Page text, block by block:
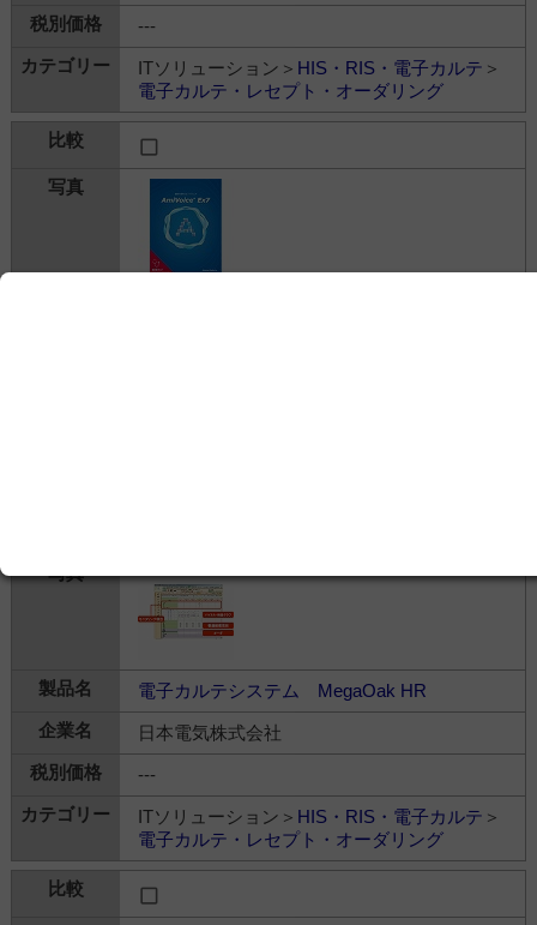
---
ITソリューション＞ HIS・RIS・電子カルテ ＞
電子カルテ・レセプト・オーダリング
電子カルテシステム MegaOak HR
日本電気株式会社
---
ITソリューション＞ HIS・RIS・電子カルテ ＞
電子カルテ・レセプト・オーダリング